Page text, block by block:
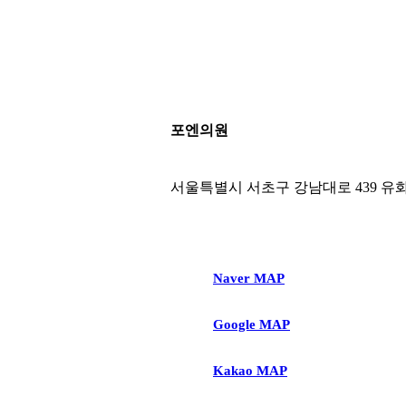
포엔의원
서울특별시 서초구 강남대로 439 유
Naver MAP
Google MAP
Kakao MAP